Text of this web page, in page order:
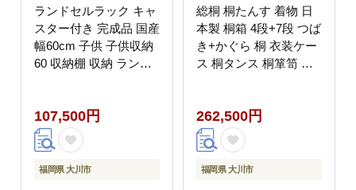
ランドセルラック キャ
スター付き 完成品 国産
幅60cm 子供 子供収納
60 収納棚 収納 ランド
イト
107,500円
福岡県 大川市
総桐 桐たんす 着物 日
本製 桐箱 4段+7段 つば
き+かぐら 桐 衣装ケー
ス 桐タンス 桐箪笥 着
262,500円
福岡県 大川市